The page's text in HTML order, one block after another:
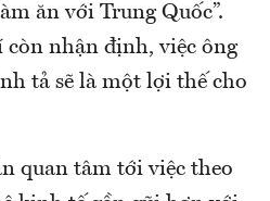
ăn với Trung Quốc”.
nhận định, việc ông
tả sẽ là một lợi thế cho
quan tâm tới việc theo